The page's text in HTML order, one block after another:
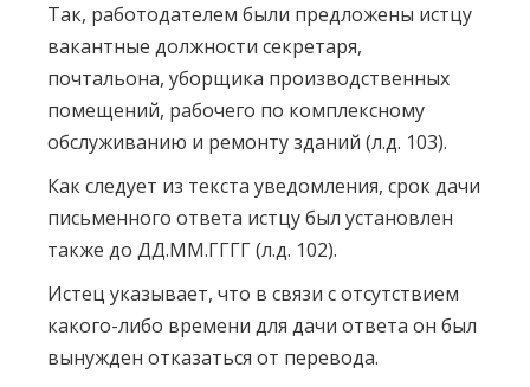
Так, работодателем были предложены истцу
вакантные должности секретаря,
почтальона, уборщика производственных
помещений, рабочего по комплексному
обслуживанию и ремонту зданий (л.д. 103).
Как следует из текста уведомления, срок дачи
письменного ответа истцу был установлен
также до ДД.ММ.ГГГГ (л.д. 102).
Истец указывает, что в связи с отсутствием
какого-либо времени для дачи ответа он был
вынужден отказаться от перевода.